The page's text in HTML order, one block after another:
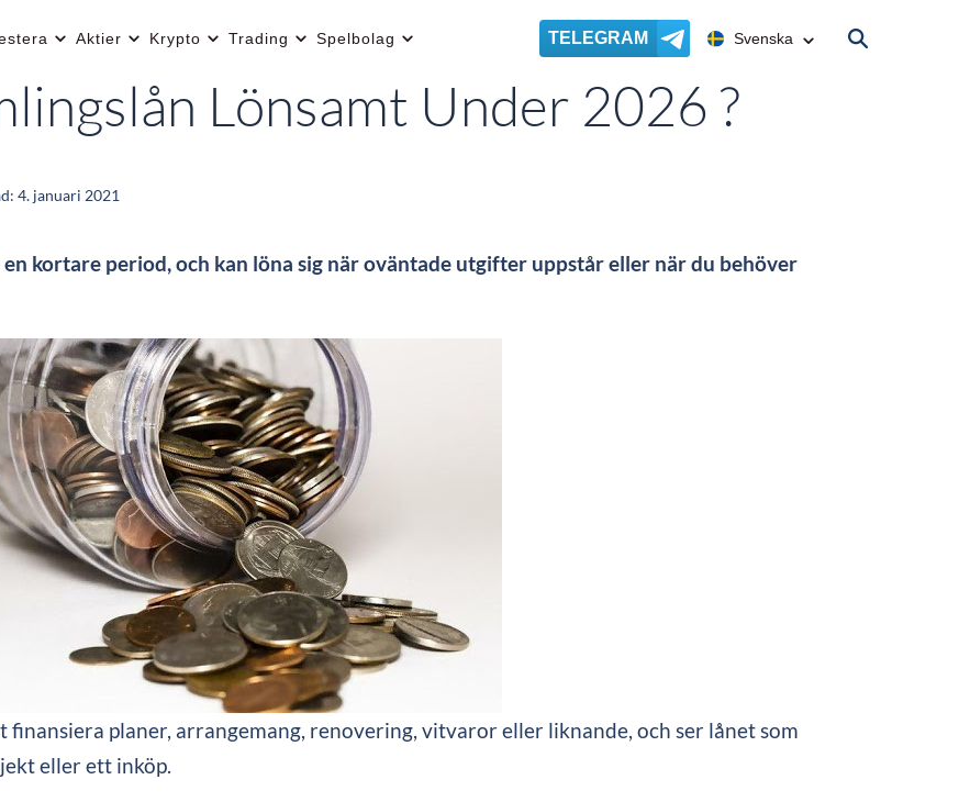
Aktier Krypto Trading Spelbolag TELEGRAM Svenska
Lönsamt Under 2026 ?
4. januari 2021
kortare period, och kan löna sig när oväntade utgifter uppstår eller när du behöver
planer, arrangemang, renovering, vitvaror eller liknande, och ser lånet som
eller ett inköp.